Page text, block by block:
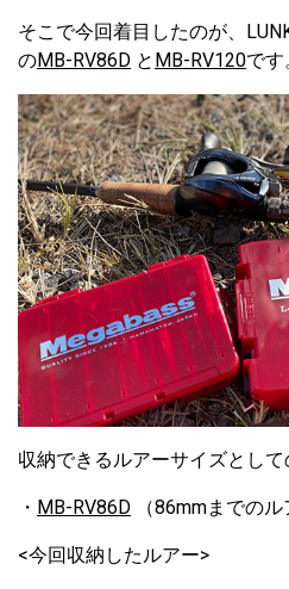
そこで今回着目したのが、
のMB-RV86D と MB-RV120です
収納できるルアーサイズとして
・ MB-RV86D （86mmまでのル
<今回収納したルアー>